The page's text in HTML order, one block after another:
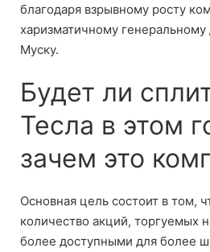
благодаря взрывному росту
харизматичному
Муску.
Будет ли
Тесла в этом
зачем это
Основная цель состоит в том,
количество акций, торгуемых
более доступными для более